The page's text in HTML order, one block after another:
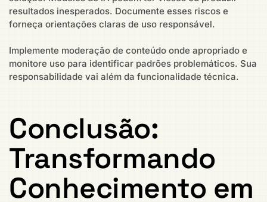
resultados inesperados. Documente esses riscos e
forneça orientações claras de uso responsável.
Implemente moderação de conteúdo onde apropriado e
monitore uso para identificar padrões problemáticos. Sua
responsabilidade vai além da funcionalidade técnica.
Conclusão:
Transformando
Conhecimento em